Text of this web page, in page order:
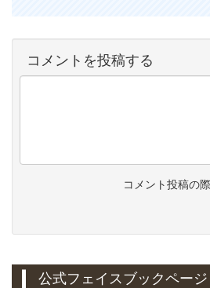
コメントを投稿する
コメント投稿の
公式フェイスブックページ